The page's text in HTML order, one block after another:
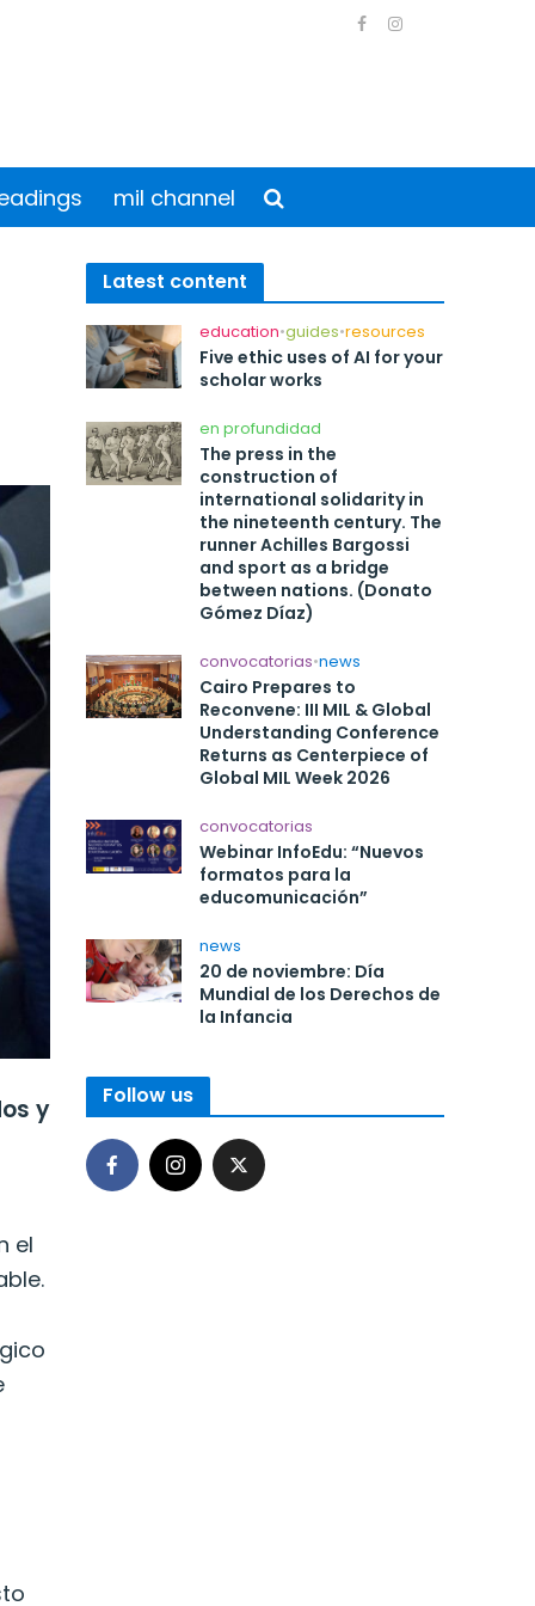
mil channel
y
el
Latest content
education•guides•resources
Five ethic uses of AI for your
scholar works
en profundidad
The press in the
construction of
international solidarity in
the nineteenth century. The
runner Achilles Bargossi
and sport as a bridge
between nations. (Donato
Gómez Díaz)
convocatorias•news
Cairo Prepares to
Reconvene: III MIL & Global
Understanding Conference
Returns as Centerpiece of
Global MIL Week 2026
convocatorias
Webinar InfoEdu: “Nuevos
formatos para la
educomunicación”
news
20 de noviembre: Día
Mundial de los Derechos de
la Infancia
Follow us